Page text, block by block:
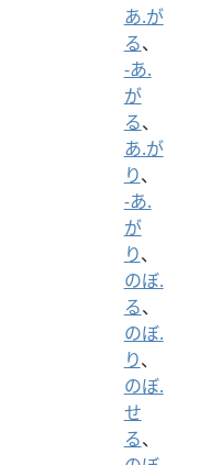
あ.が
る、
-あ.
が
る、
あ.が
り、
-あ.
が
り、
のぼ.
る、
のぼ.
り、
のぼ.
せ
る、